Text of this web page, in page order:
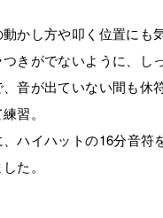
かし方や叩く位置にも
きがでないように、し
音が出ていない間も休
習。
ハイハットの16分音符
た。